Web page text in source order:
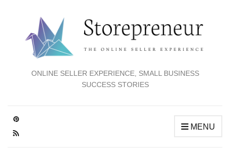
ONLINE SELLER EXPERIENCE, SMALL BUSINESS
SUCCESS STORIES
MENU